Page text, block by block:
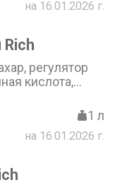
на 16.01.2026 г.
регулятор
кислота,
1 л
на 16.01.2026 г.